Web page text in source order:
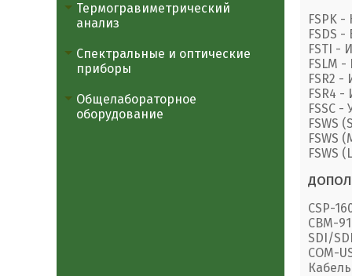
Термогравиметрический
анализ
Спектральные и оптические
приборы
Общелабораторное
оборудование
FSPK
FSDS
FSTI -
FSLM
FSR2 -
FSR4 -
FSSC
FSWS
FSWS
FSWS
CSP-
CBM-
SDI/
COM-